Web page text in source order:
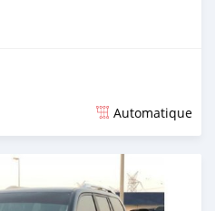
Automatique